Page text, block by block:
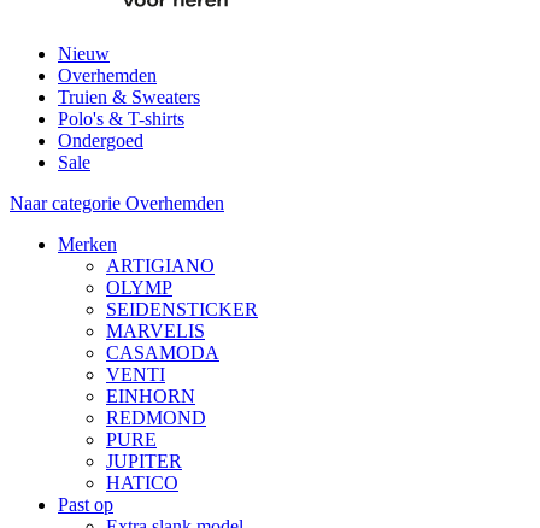
Nieuw
Overhemden
Truien & Sweaters
Polo's & T-shirts
Ondergoed
Sale
Naar categorie Overhemden
Merken
ARTIGIANO
OLYMP
SEIDENSTICKER
MARVELIS
CASAMODA
VENTI
EINHORN
REDMOND
PURE
JUPITER
HATICO
Past op